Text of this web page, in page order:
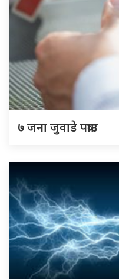
७ जना जुवाडे पक्राउ